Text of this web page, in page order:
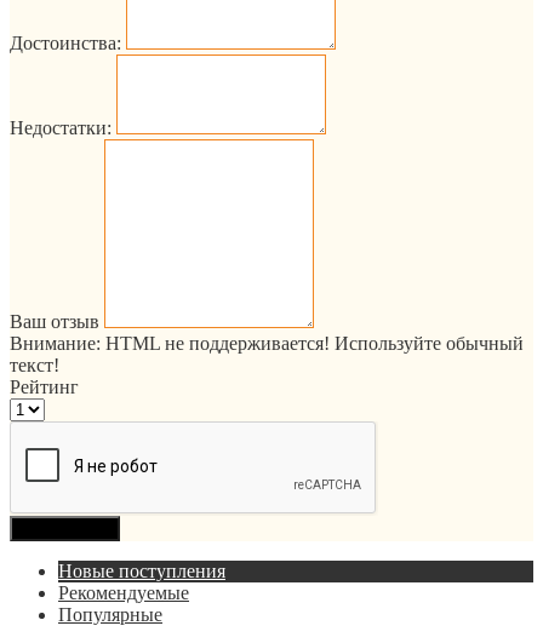
Достоинства:
Недостатки:
Ваш отзыв
Внимание: HTML не поддерживается! Используйте обычный
текст!
Рейтинг
Новые поступления
Рекомендуемые
Популярные